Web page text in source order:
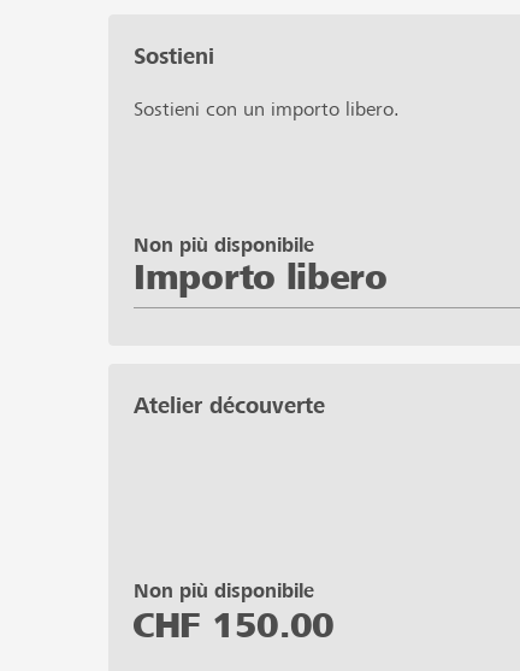
Sostieni
Sostieni con un importo libero.
Importo libero
Non più disponibile
Atelier découverte
Non più disponibile
CHF 150.00